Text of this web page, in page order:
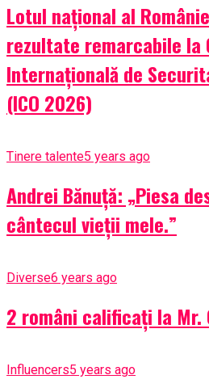
Lotul național al
rezultate remarcabile la
Internațională de
(ICO 2026)
Tinere talente5 years ago
Andrei Bănuță: „Piesa
cântecul vieții mele.”
Diverse6 years ago
2 români calificați la Mr.
Influencers5 years ago